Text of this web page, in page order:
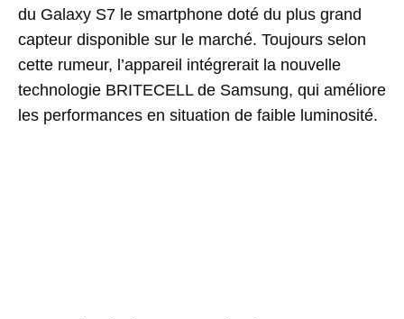
du Galaxy S7 le smartphone doté du plus grand
capteur disponible sur le marché. Toujours selon
cette rumeur, l’appareil intégrerait la nouvelle
technologie BRITECELL de Samsung, qui améliore
les performances en situation de faible luminosité.